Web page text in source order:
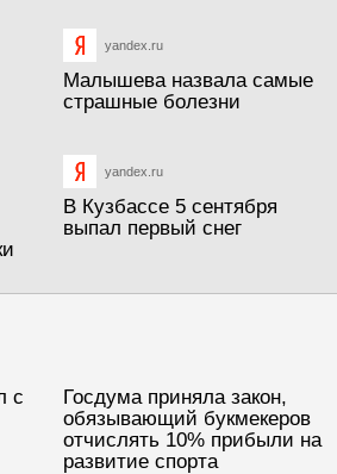
yandex.ru
Малышева назвала самые
страшные болезни
yandex.ru
В Кузбассе 5 сентября
выпал первый снег
с
Госдума приняла закон,
обязывающий букмекеров
отчислять 10% прибыли на
развитие спорта